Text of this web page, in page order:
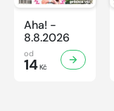
Aha! -
8.8.2026
od
14Kč